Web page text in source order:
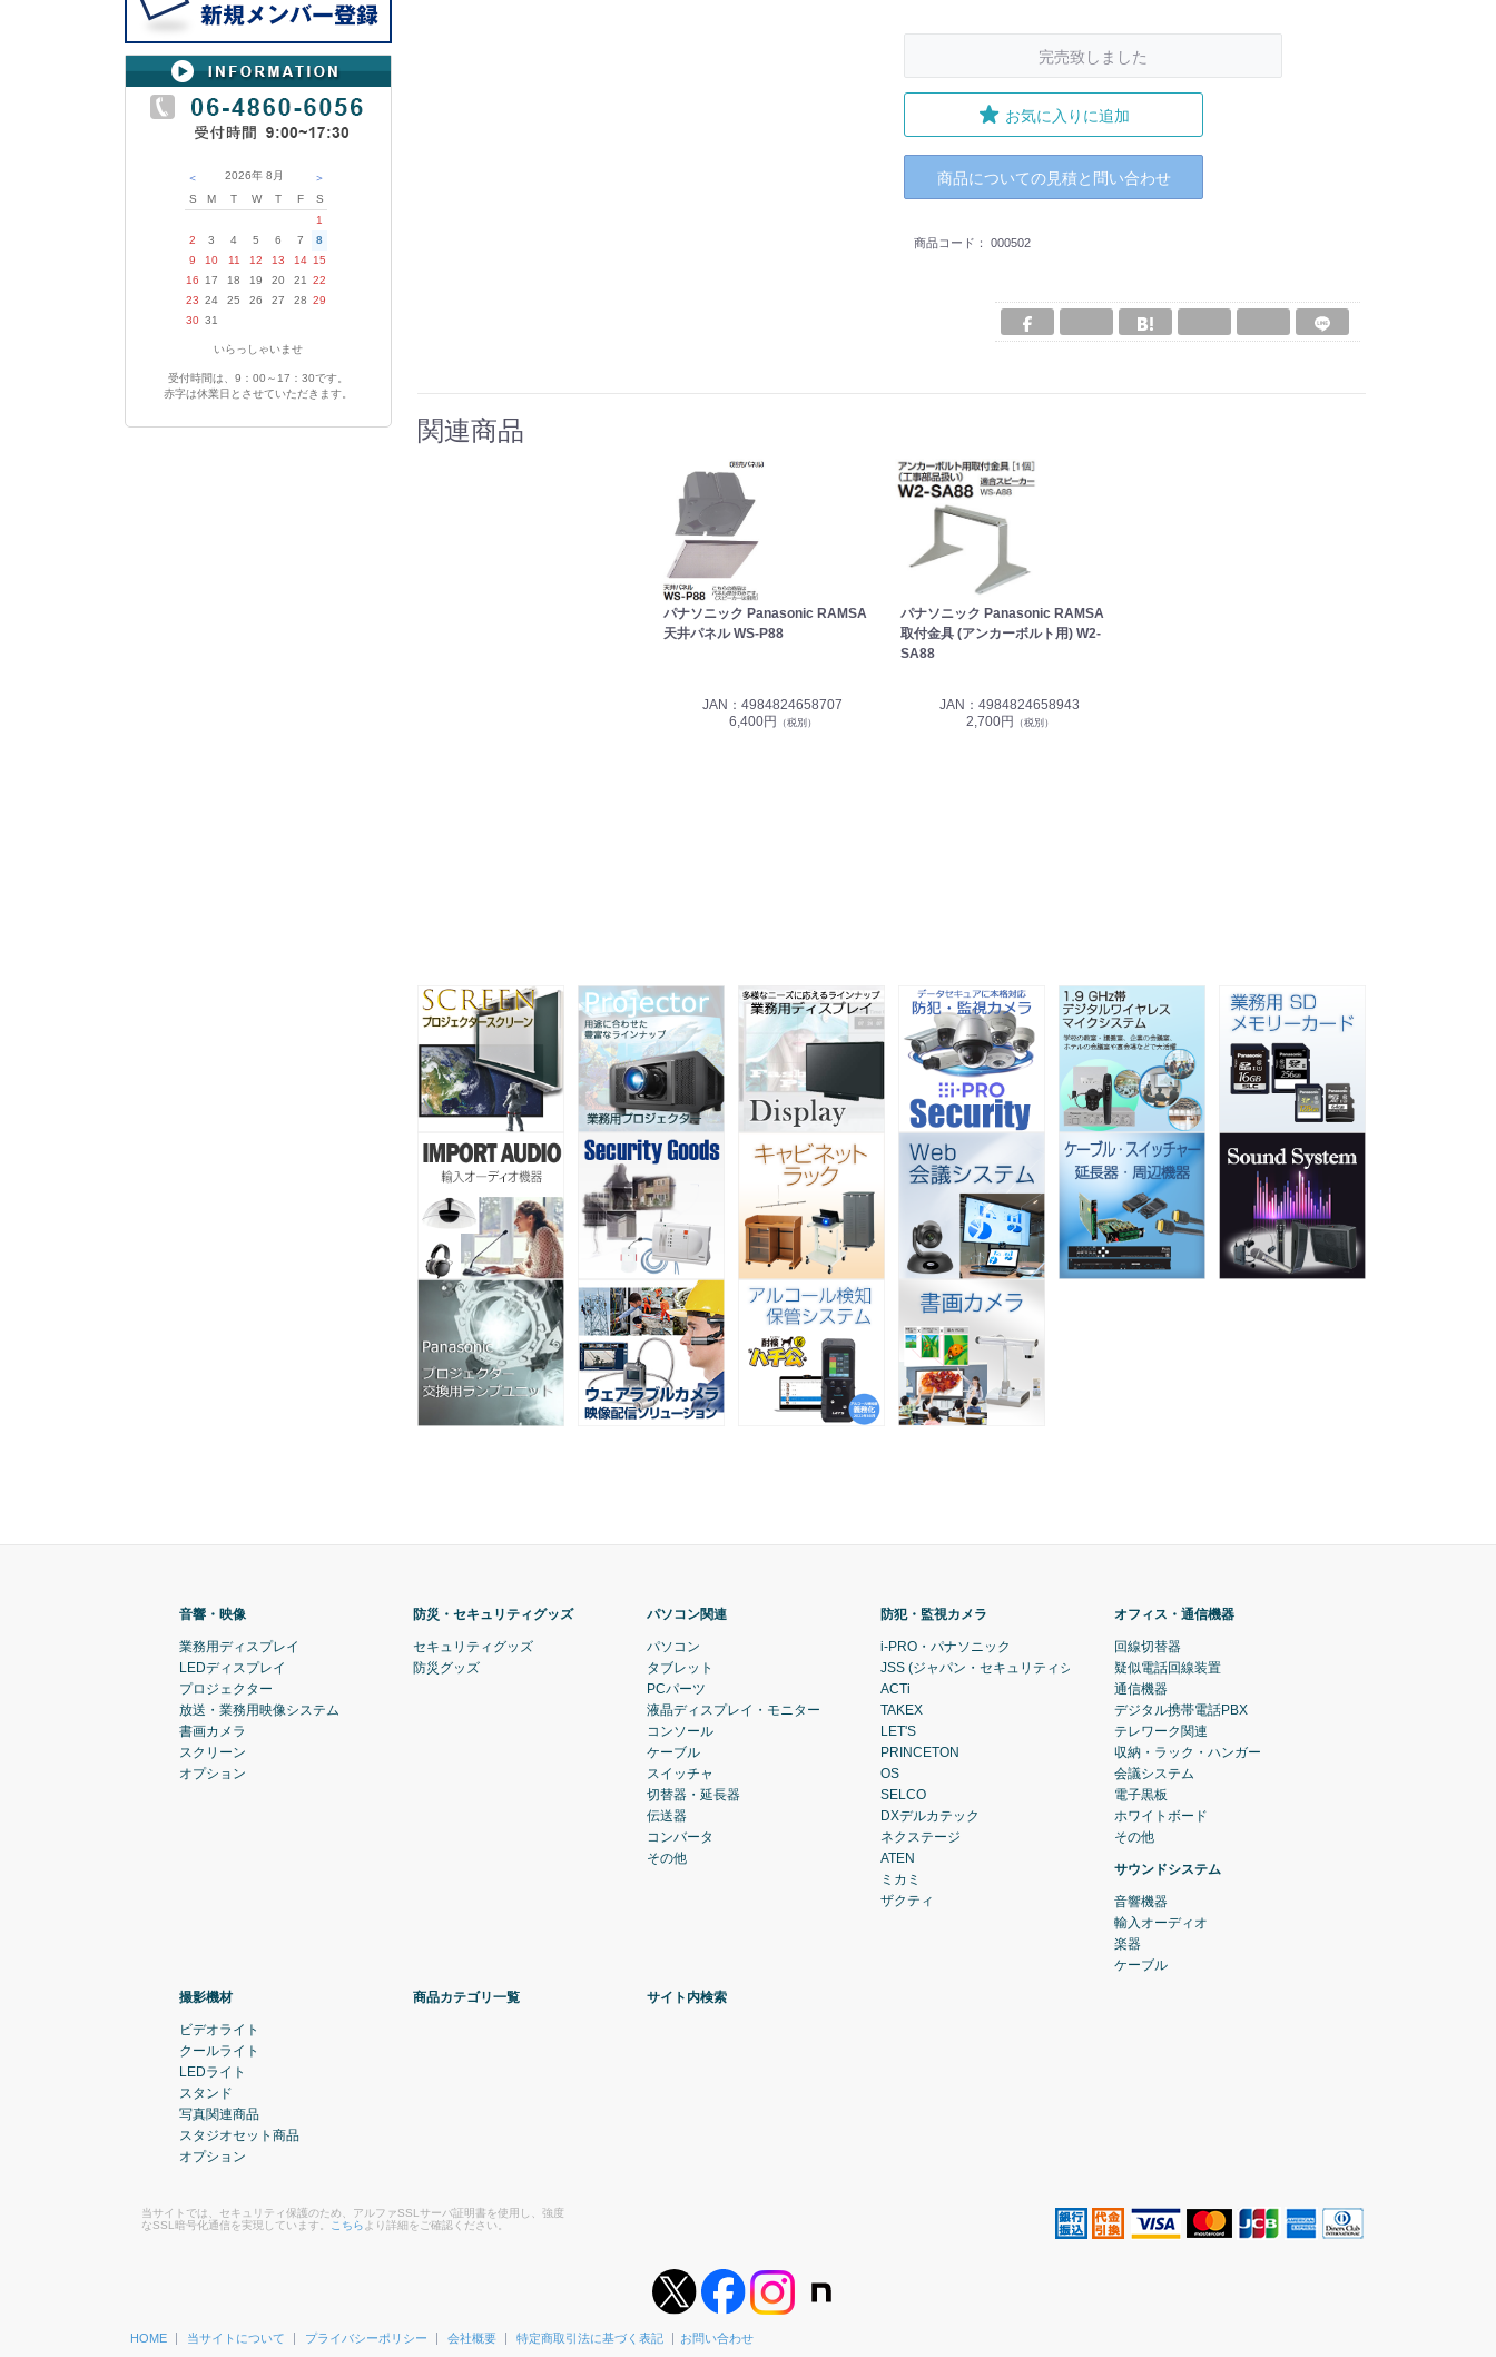
＜ 2026年 8月
＞
S
M T W T F
S
1
2
3 4 5 6 7
8
9
10 11 12 13 14 15
16
17 18 19 20 21
22
23 24 25 26 27 28 29
30 31
いらっしゃいませ
受付時間は、9：00～17：30です。
赤字は休業日とさせていただきます。
完売致しました
お気に入りに追加
商品についての見積と問い合わせ
商品コード： 000502
関連商品
パナソニック Panasonic RAMSA
天井パネル WS-P88
JAN：4984824658707
6,400円
（税別）
パナソニック Panasonic RAMSA
取付金具 (アンカーボルト用) W2-
SA88
JAN：4984824658943
2,700円
（税別）
音響・映像
業務用ディスプレイ
LEDディスプレイ
プロジェクター
放送・業務用映像システム
書画カメラ
スクリーン
オプション
防災・セキュリティグッズ
セキュリティグッズ
防災グッズ
パソコン関連
パソコン
タブレット
PCパーツ
液晶ディスプレイ・モニター
コンソール
ケーブル
スイッチャ
切替器・延長器
伝送器
コンバータ
その他
防犯・監視カメラ
i-PRO・パナソニック
JSS (ジャパン・セキュリティシステム)
ACTi
TAKEX
LET'S
PRINCETON
OS
SELCO
DXデルカテック
ネクステージ
ATEN
ミカミ
ザクティ
オフィス・通信機器
回線切替器
疑似電話回線装置
通信機器
デジタル携帯電話PBX
テレワーク関連
収納・ラック・ハンガー
会議システム
電子黒板
ホワイトボード
その他
サウンドシステム
音響機器
輸入オーディオ
楽器
ケーブル
撮影機材
ビデオライト
クールライト
LEDライト
スタンド
写真関連商品
スタジオセット商品
オプション
商品カテゴリ一覧 サイト内検索
当サイトでは、セキュリティ保護のため、アルファSSLサーバ証明書を使用し、強度
なSSL暗号化通信を実現しています。 こちらより詳細をご確認ください。
HOME 当サイトについて プライバシーポリシー 会社概要 特定商取引法に基づく表記 お問い合わせ